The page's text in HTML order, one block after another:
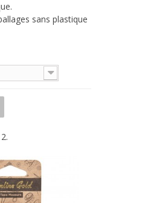
sans plastique